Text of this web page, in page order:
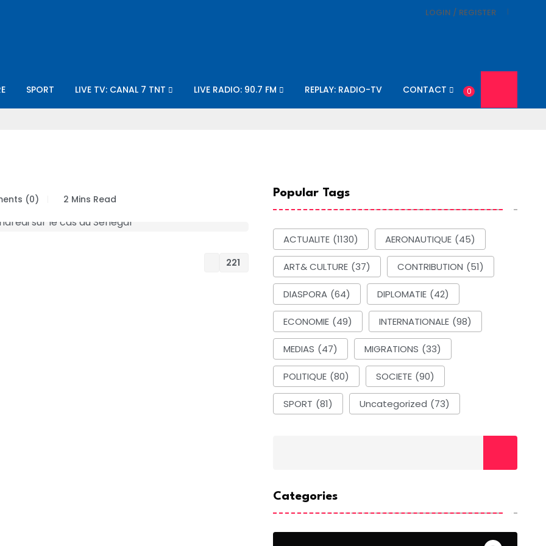
LOGIN / REGISTER
SPORT LIVE TV: CANAL 7 TNT LIVE RADIO: 90.7 FM REPLAY: RADIO-TV CONTACT 0
(0) 2 Mins Read
221
Popular Tags
ACTUALITE (1130) AERONAUTIQUE (45)
ART& CULTURE (37) CONTRIBUTION (51)
DIASPORA (64) DIPLOMATIE (42)
ECONOMIE (49) INTERNATIONALE (98)
MEDIAS (47) MIGRATIONS (33)
POLITIQUE (80) SOCIETE (90)
SPORT (81) Uncategorized (73)
Categories